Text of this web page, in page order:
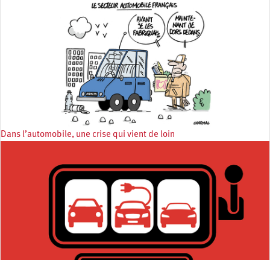
Dans l’automobile, une crise qui vient de loin